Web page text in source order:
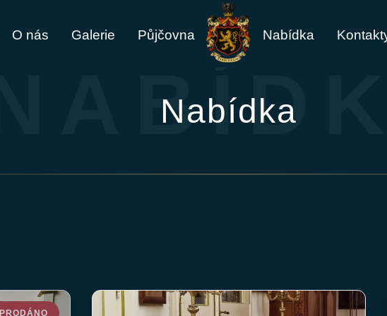
O nás Galerie Půjčovna Nabídka
Nabídka
PRODÁNO